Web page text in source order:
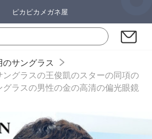
ピカピカメガネ屋
のサングラス
グラスの王俊凱のスターの同項の
ラスの男性の金の高清の偏光眼鏡